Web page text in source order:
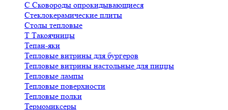
С Сковороды опрокидывающиеся
Стеклокерамические плиты
Столы тепловые
Т Такоячницы
Тепан-яки
Тепловые витрины для бургеров
Тепловые витрины настольные для пиццы
Тепловые лампы
Тепловые поверхности
Тепловые полки
Термомиксеры